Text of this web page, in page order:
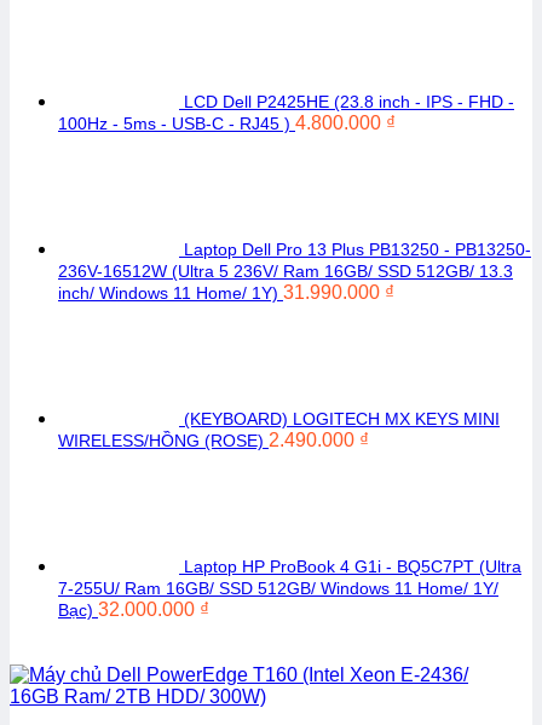
LCD Dell P2425HE (23.8 inch - IPS - FHD -
100Hz - 5ms - USB-C - RJ45 ) 4.800.000 ₫
Laptop Dell Pro 13 Plus PB13250 - PB13250-
236V-16512W (Ultra 5 236V/ Ram 16GB/ SSD 512GB/ 13.3
inch/ Windows 11 Home/ 1Y) 31.990.000 ₫
(KEYBOARD) LOGITECH MX KEYS MINI
WIRELESS/HỒNG (ROSE) 2.490.000 ₫
Laptop HP ProBook 4 G1i - BQ5C7PT (Ultra
7-255U/ Ram 16GB/ SSD 512GB/ Windows 11 Home/ 1Y/
Bạc) 32.000.000 ₫